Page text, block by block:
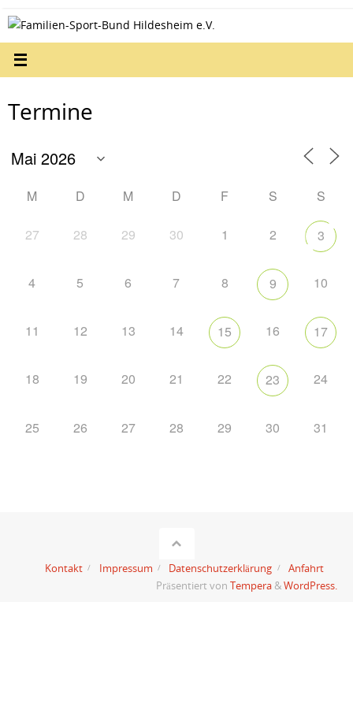
Inhalt
springen
Termine
M D M D F S S
27 28 29 30 1 2 3
4 5 6 7 8 9 10
11 12 13 14 15 16 17
18 19 20 21 22 23 24
25 26 27 28 29 30 31
Kontakt Impressum Datenschutzerklärung
Anfahrt
Präsentiert von Tempera &WordPress.